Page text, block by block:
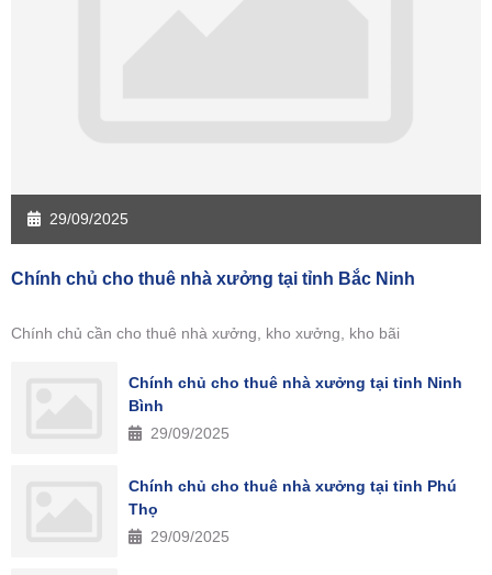
29/09/2025
Chính chủ cho thuê nhà xưởng tại tỉnh Bắc Ninh
Chính chủ cần cho thuê nhà xưởng, kho xưởng, kho bãi
Chính chủ cho thuê nhà xưởng tại tỉnh Ninh
Bình
29/09/2025
Chính chủ cho thuê nhà xưởng tại tỉnh Phú
Thọ
29/09/2025